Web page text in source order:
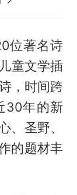
位著名诗
童文学插
，时间跨
30年的新
、圣野、
的题材丰